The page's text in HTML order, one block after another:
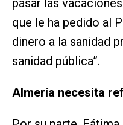
pasar las
que le ha pedido al
dinero a la sanidad
sanidad pública”.
Almería necesita